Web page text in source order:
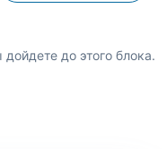
до этого блока.